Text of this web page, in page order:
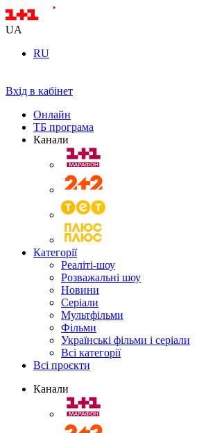
UA
RU
Вхід в кабінет
Онлайн
ТБ програма
Канали
Категорії
Реаліті-шоу
Розважальні шоу
Новини
Серіали
Мультфільми
Фільми
Українські фільми і серіали
Всі категорії
Всі проєкти
Канали